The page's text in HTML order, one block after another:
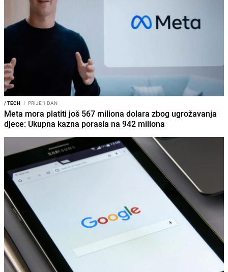
/TECH I PRIJE 1 DAN
Meta mora platiti još 567 miliona dolara zbog ugrožavanja
djece: Ukupna kazna porasla na 942 miliona